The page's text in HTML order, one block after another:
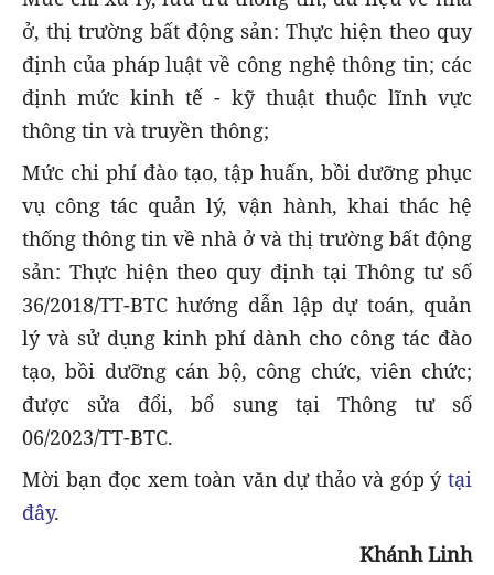
ở, thị trường bất động sản: Thực hiện theo quy
định của pháp luật về công nghệ thông tin; các
định mức kinh tế - kỹ thuật thuộc lĩnh vực
thông tin và truyền thông;
Mức chi phí đào tạo, tập huấn, bồi dưỡng phục
vụ công tác quản lý, vận hành, khai thác hệ
thống thông tin về nhà ở và thị trường bất động
sản: Thực hiện theo quy định tại Thông tư số
36/2018/TT-BTC hướng dẫn lập dự toán, quản
lý và sử dụng kinh phí dành cho công tác đào
tạo, bồi dưỡng cán bộ, công chức, viên chức;
được sửa đổi, bổ sung tại Thông tư số
06/2023/TT-BTC.
Mời bạn đọc xem toàn văn dự thảo và góp ýtại
đây.
Khánh Linh